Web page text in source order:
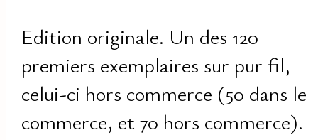
Edition originale. Un des 120
premiers exemplaires sur pur fil,
celui-ci hors commerce (50 dans le
commerce, et 70 hors commerce).